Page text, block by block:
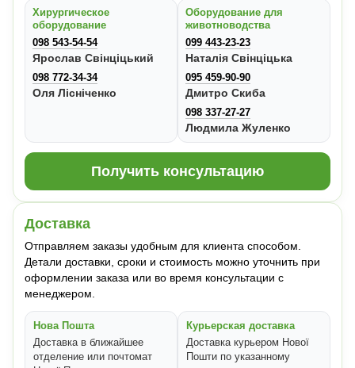
Хирургическое
оборудование
098 543-54-54
Ярослав Свінціцький
098 772-34-34
Оля Лісніченко
Оборудование для
животноводства
099 443-23-23
Наталія Свінціцька
095 459-90-90
Дмитро Скиба
098 337-27-27
Людмила Жуленко
Получить консультацию
Доставка
Отправляем заказы удобным для клиента способом.
Детали доставки, сроки и стоимость можно уточнить при
оформлении заказа или во время консультации с
менеджером.
Нова Пошта
Доставка в ближайшее
отделение или почтомат
Курьерская доставка
Доставка курьером Нової
Пошти по указанному